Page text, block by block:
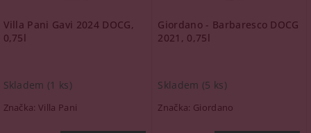
Villa Pani Gavi 2024 DOCG,
0,75l
Skladem (1 ks)
Značka:Villa Pani
Giordano - Barbaresco DOCG
2021, 0,75l
Skladem (5 ks)
Značka: Giordano